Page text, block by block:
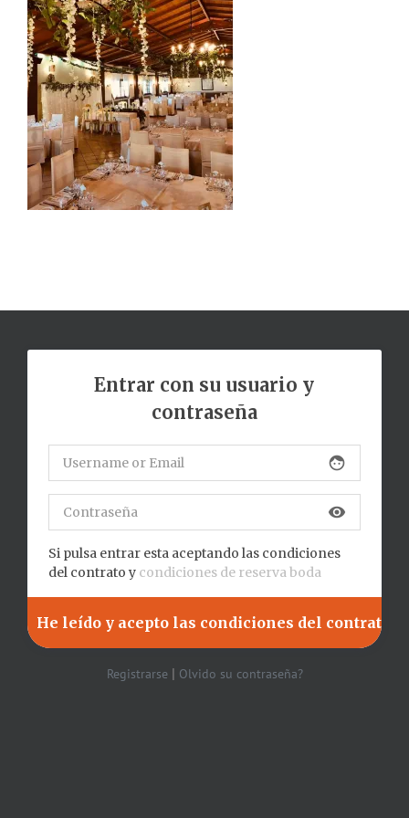
Entrar con su usuario y
contraseña
face
visibility
Si pulsa entrar esta aceptando las condiciones
del contrato y condiciones de reserva boda
Registrarse| Olvido su contraseña?